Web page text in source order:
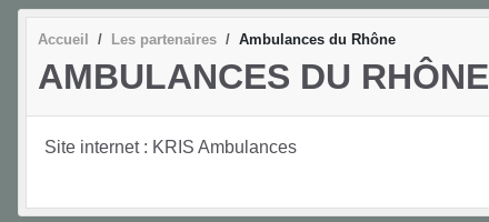
Accueil Les partenaires Ambulances du Rhône
AMBULANCES DU RHÔNE
Site internet : KRIS Ambulances